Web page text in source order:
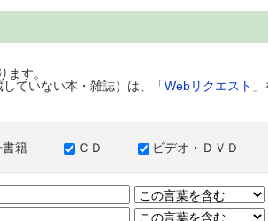
す。
ていない本・雑誌）は、「Webリクエスト
書籍 ＣＤ ビデオ・ＤＶＤ